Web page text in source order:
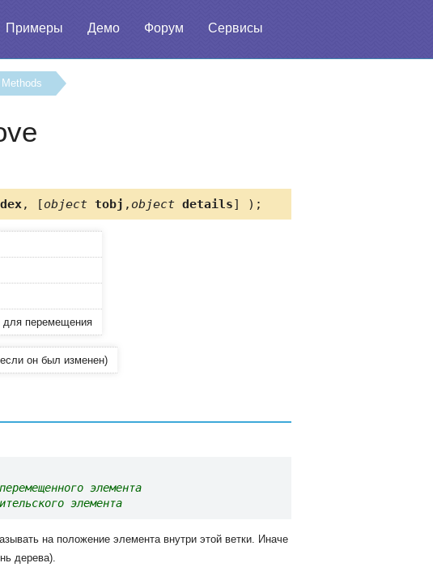
Примеры Демо Форум Сервисы
Methods
, [object tobj , object details] );
для перемещения
он был изменен)
элемента
элемента
на положение элемента внутри этой ветки. Иначе
дерева).